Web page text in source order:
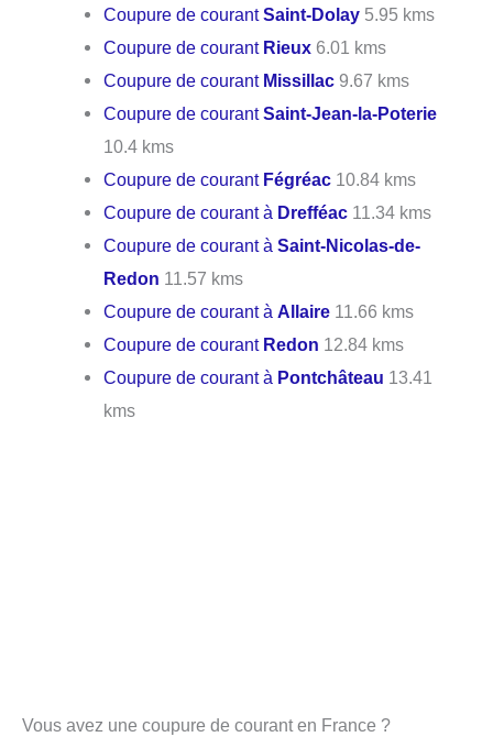
Coupure de courantSaint-Dolay 5.95 kms
Coupure de courant Rieux 6.01 kms
Coupure de courant Missillac 9.67 kms
Coupure de courantSaint-Jean-la-Poterie
10.4 kms
Coupure de courant Fégréac 10.84 kms
Coupure de courant à Drefféac 11.34 kms
Coupure de courant àSaint-Nicolas-de-
Redon 11.57 kms
Coupure de courant àAllaire 11.66 kms
Coupure de courant Redon 12.84 kms
Coupure de courant à Pontchâteau 13.41
kms
Vous avez une coupure de courant en France ?